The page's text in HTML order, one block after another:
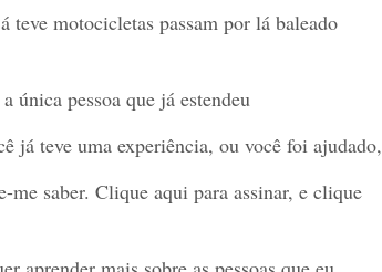
teve motocicletas passam por lá baleado
única pessoa que já estendeu
já teve uma experiência, ou você foi ajudado,
me saber. Clique aqui para assinar, e clique